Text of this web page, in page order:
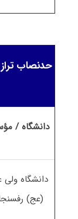
حدنصاب
دانشگاه /
دانشگاه
(عج)